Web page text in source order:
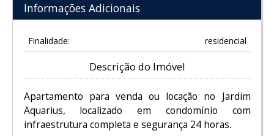
Informações Adicionais
Finalidade: residencial
Descrição do Imóvel
Apartamento para venda ou locação no Jardim
Aquarius, localizado em condomínio com
infraestrutura completa e segurança 24 horas.